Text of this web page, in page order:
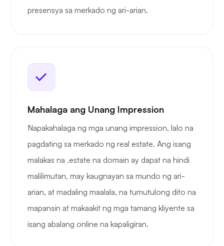
presensya sa merkado ng ari-arian.
Mahalaga ang Unang Impression
Napakahalaga ng mga unang impression, lalo na
pagdating sa merkado ng real estate. Ang isang
malakas na .estate na domain ay dapat na hindi
malilimutan, may kaugnayan sa mundo ng ari-
arian, at madaling maalala, na tumutulong dito na
mapansin at makaakit ng mga tamang kliyente sa
isang abalang online na kapaligiran.